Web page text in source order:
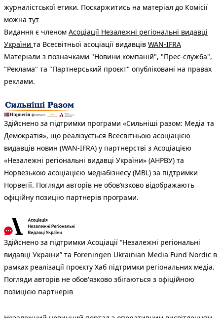
журналістської етики. Поскаржитись на матеріал до Комісії
можна тут
Видання є членом Асоціації Незалежні регіональні видавці
України та Всесвітньої асоціації видавців WAN-IFRA
Матеріали з позначками "Новини компаній", "Прес-служба",
"Реклама" та "Партнерський проєкт" опубліковані на правах
реклами.
Здійснено за підтримки програми «Сильніші разом: Медіа та
Демократія», що реалізується Всесвітньою асоціацією
видавців новин (WAN-IFRA) у партнерстві з Асоціацією
«Незалежні регіональні видавці України» (АНРВУ) та
Норвезькою асоціацією медіабізнесу (MBL) за підтримки
Норвегії. Погляди авторів не обов’язково відображають
офіційну позицію партнерів програми.
Здійснено за підтримки Асоціації “Незалежні регіональні
видавці України” та Foreningen Ukrainian Media Fund Nordic в
рамках реалізації проєкту Хаб підтримки регіональних медіа.
Погляди авторів не обов'язково збігаються з офіційною
позицією партнерів